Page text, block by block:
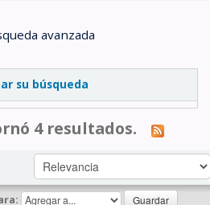
avanzada
su búsqueda
4 resultados.